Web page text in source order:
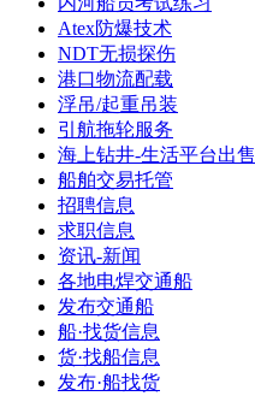
Atex防爆技术
NDT无损探伤
港口物流配载
浮吊/起重吊装
引航拖轮服务
海上钻井-生活平台出售
船舶交易托管
招聘信息
求职信息
资讯-新闻
各地电焊交通船
发布交通船
船·找货信息
货·找船信息
发布·船找货